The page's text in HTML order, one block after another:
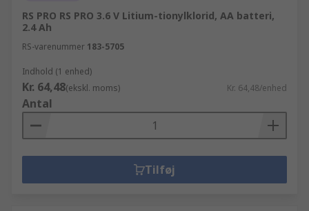
RS PRO RS PRO 3.6 V Litium-tionylklorid, AA batteri,
2.4 Ah
RS-varenummer 183-5705
Indhold (1 enhed)
Kr. 64,48(ekskl. moms) Kr. 64,48/enhed
Antal
Tilføj